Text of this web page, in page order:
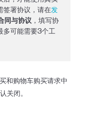
签署协议，请在发
同与协议 ，填写协
多可能需要3个工
和购物车购买请求中
关闭。